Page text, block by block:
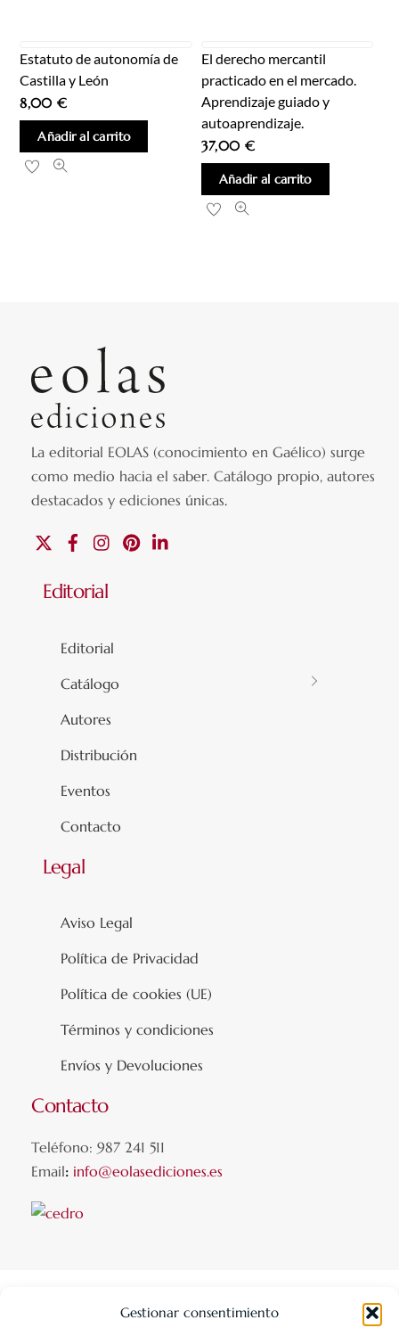
Gestionar consentimiento
Estatuto de autonomía de
Castilla y León
8,00 €
Añadir al carrito
El derecho mercantil
practicado en el mercado.
Aprendizaje guiado y
autoaprendizaje.
37,00 €
Añadir al carrito
La editorial EOLAS (conocimiento en Gaélico) surge
como medio hacia el saber.Catálogo propio, autores
destacados y ediciones únicas.
FacebookInstagramPinterest
Editorial
Editorial
Catálogo
Autores
Distribución
Eventos
Contacto
Legal
Aviso Legal
Política de Privacidad
Política de cookies (UE)
Términos y condiciones
Envíos y Devoluciones
Contacto
Teléfono: 987 241 511
Email: info@eolasediciones.es